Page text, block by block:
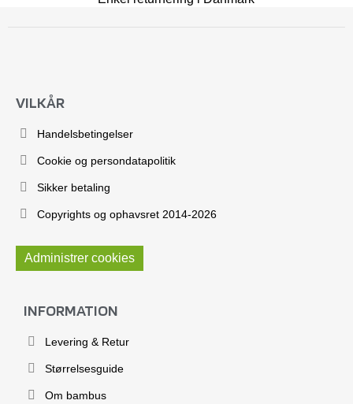
VILKÅR
Handelsbetingelser
Cookie og persondatapolitik
Sikker betaling
Copyrights og ophavsret 2014-2026
Administrer cookies
INFORMATION
Levering & Retur
Størrelsesguide
Om bambus